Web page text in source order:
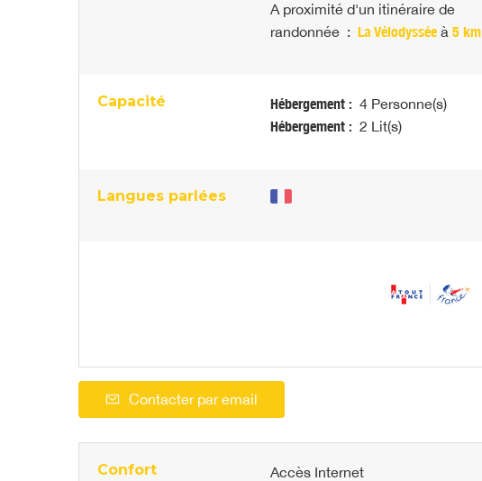
A proximité d'un itinéraire de
randonnée : La Vélodyssée à 5 km
Capacité Hébergement : 4 Personne(s)
Hébergement : 2 Lit(s)
Langues parlées
Contacter par email
Confort
Accès Internet